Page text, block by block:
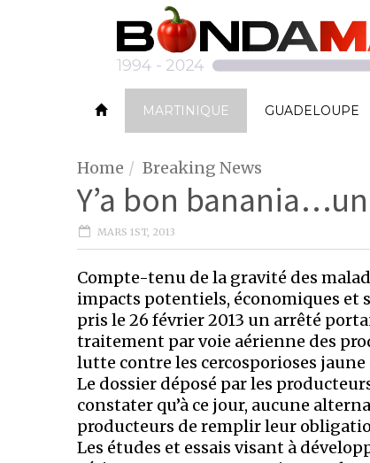
MARTINIQUE GUADELOUPE
Home Breaking News
Y’a bon
MARS 1ST, 2013
Compte-tenu de la gravité des
impacts potentiels, économiques et
pris le 26 février 2013 un arrêté
traitement par voie aérienne des
lutte contre les cercosporioses
Le dossier déposé par les
constater qu’à ce jour, aucune
producteurs de remplir leur
Les études et essais visant à